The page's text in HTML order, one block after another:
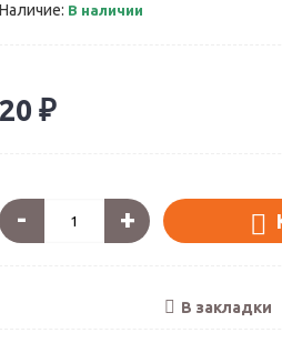
Наличие: В наличии
20 ₽
- +
В закладки